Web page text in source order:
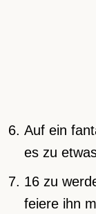
Auf ein
es zu
16 zu
feiere ihn